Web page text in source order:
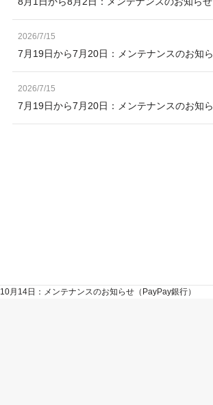
2026/7/15
7月19日から7月20日：メンテナンスのお知ら
2026/7/15
7月19日から7月20日：メンテナンスのお知
10月14日：メンテナンスのお知らせ（PayPay銀行）